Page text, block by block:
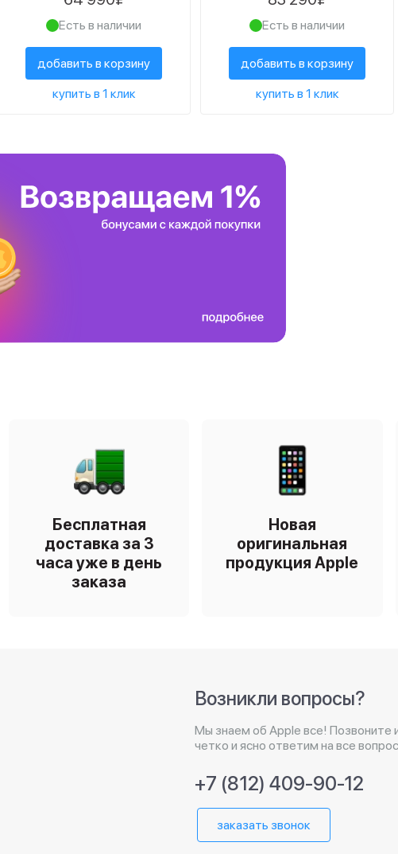
Есть в наличии
добавить в корзину
купить в 1 клик
Есть в наличии
добавить в корзину
купить в 1 клик
Бесплатная
доставка за 3
часа уже в день
заказа
Новая
оригинальная
продукция Apple
Возникли вопросы?
Мы знаем об Apple все! Позвоните
четко и ясно ответим на все
+7 (812) 409-90-12
заказать звонок